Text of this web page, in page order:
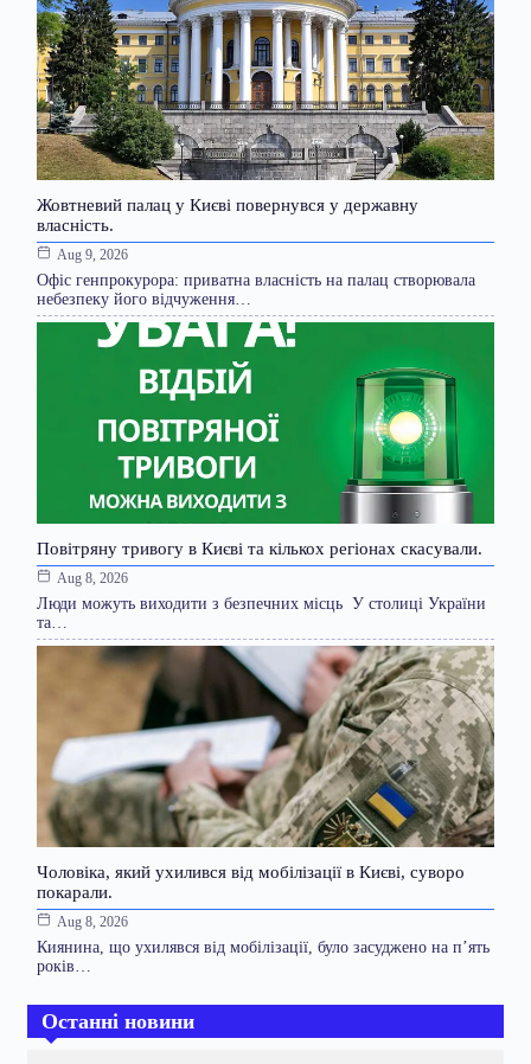
Жовтневий палац у Києві повернувся у державну
власність.
Aug 9, 2026
Офіс генпрокурора: приватна власність на палац створювала
небезпеку його відчуження…
Повітряну тривогу в Києві та кількох регіонах скасували.
Aug 8, 2026
Люди можуть виходити з безпечних місць У столиці України
та…
Чоловіка, який ухилився від мобілізації в Києві, суворо
покарали.
Aug 8, 2026
Киянина, що ухилявся від мобілізації, було засуджено на п’ять
років…
Останні новини